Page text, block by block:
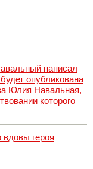
написал
опубликована
Юлия Навальная,
которого
героя